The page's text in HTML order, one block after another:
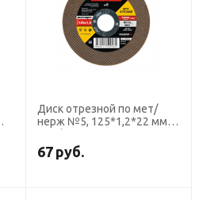
Диск отрезной по мет/
нерж №5, 125*1,2*22 мм
тип 41
67 руб.